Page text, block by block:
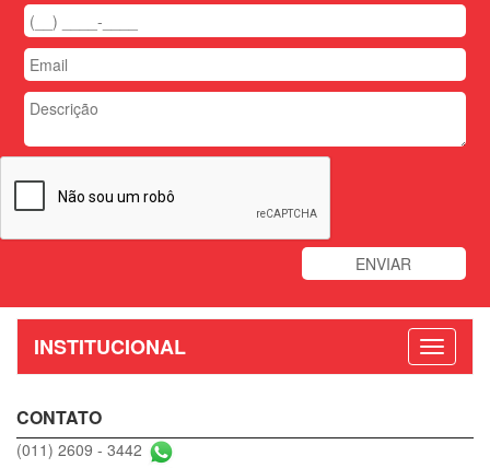
INSTITUCIONAL
CONTATO
(011) 2609 - 3442